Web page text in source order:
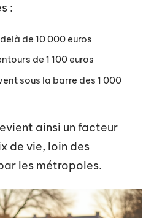
:
de 10 000 euros
de 1 100 euros
sous la barre des 1 000
ainsi un facteur
de vie, loin des
les métropoles.